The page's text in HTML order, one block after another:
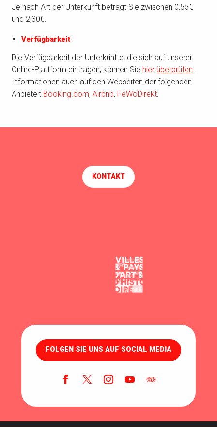
Je nach Art der Unterkunft beträgt Sie zwischen 0,55€
und 2,30€.
Verfügbarkeit
Die Verfügbarkeit der Unterkünfte, die sich auf unserer
Online-Plattform eintragen, können Sie hier überprüfen.
Informationen auch auf den Webseiten der folgenden
Anbieter: Booking.com, Airbnb, FeWoDirekt.
KONTAKT
FOLGEN SIE UNS AUF SOCIAL MEDIA